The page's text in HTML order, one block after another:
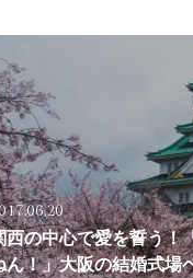
西の中心で愛を誓う！
ん！」大阪の結婚式場